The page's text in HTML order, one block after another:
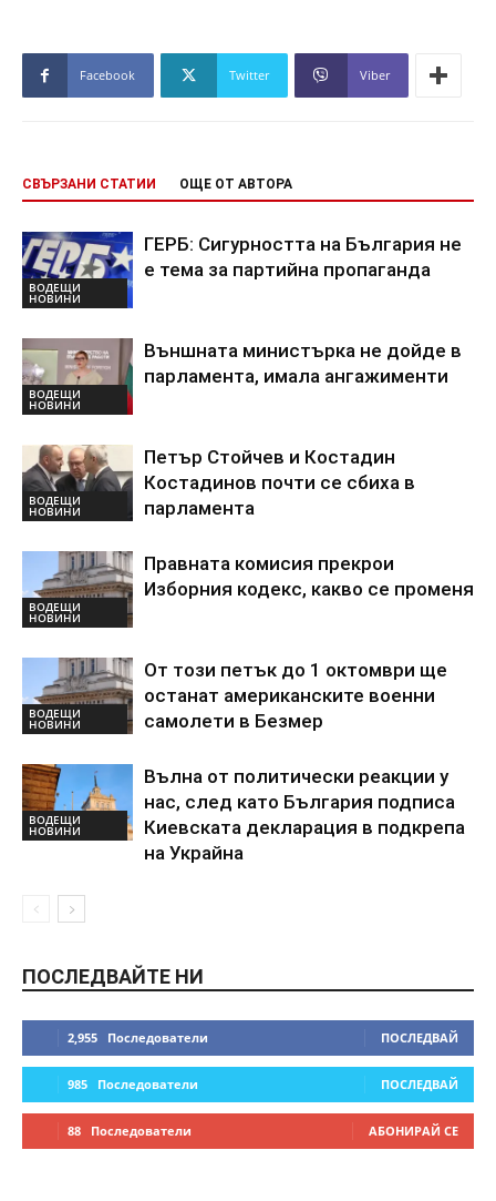
Facebook Twitter Viber
СВЪРЗАНИ СТАТИИ ОЩЕ ОТ АВТОРА
ВОДЕЩИ
НОВИНИ
ГЕРБ: Сигурността на България не
е тема за партийна пропаганда
ВОДЕЩИ
НОВИНИ
Външната министърка не дойде в
парламента, имала ангажименти
ВОДЕЩИ
НОВИНИ
Петър Стойчев и Костадин
Костадинов почти се сбиха в
парламента
ВОДЕЩИ
НОВИНИ
Правната комисия прекрои
Изборния кодекс, какво се променя
ВОДЕЩИ
НОВИНИ
От този петък до 1 октомври ще
останат американските военни
самолети в Безмер
ВОДЕЩИ
НОВИНИ
Вълна от политически реакции у
нас, след като България подписа
Киевската декларация в подкрепа
на Украйна
ПОСЛЕДВАЙТЕ НИ
2,955 Последователи ПОСЛЕДВАЙ
985 Последователи ПОСЛЕДВАЙ
88 Последователи АБОНИРАЙ СЕ